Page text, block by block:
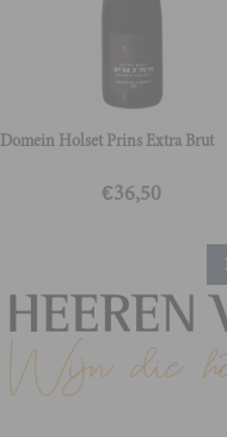
Domein Holset Prins Extra Brut
€36,50